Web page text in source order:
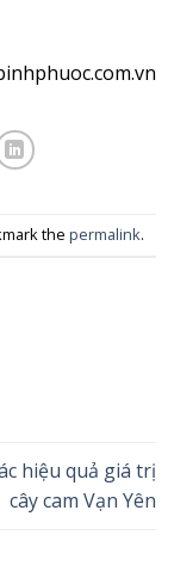
mà những
vào thời
nghiệp dài
trái như sầu
cho gia đình,
làm nên
cho cả làng,
đất nước.
nông nghiệp
nông nghiệp
này còn có 500